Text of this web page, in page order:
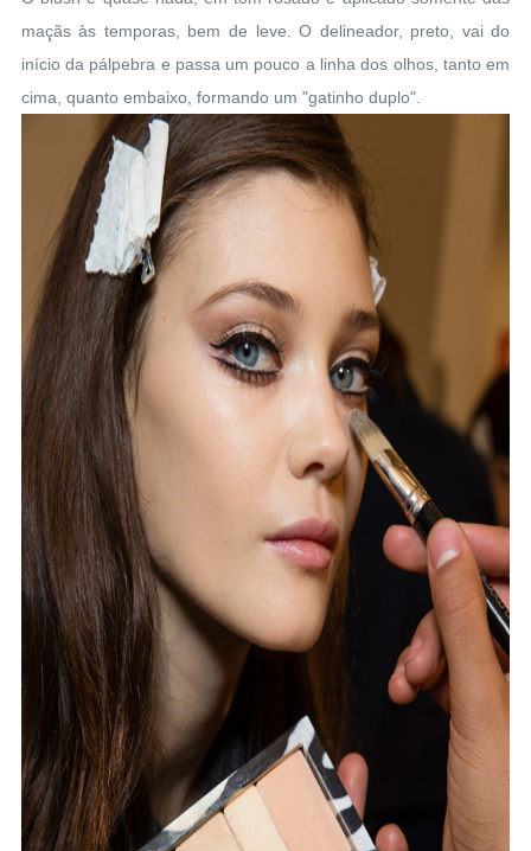
maçãs às temporas, bem de leve. O delineador, preto, vai do
início da pálpebra e passa um pouco a linha dos olhos, tanto em
cima, quanto embaixo, formando um "gatinho duplo".